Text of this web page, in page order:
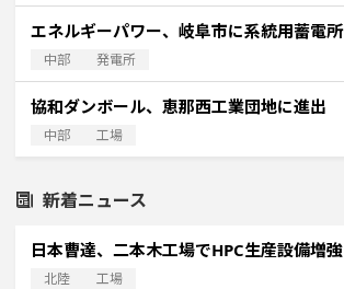
エネルギーパワー、岐阜市に系統用蓄電所
中部 発電所
協和ダンボール、恵那西工業団地に進出
中部 工場
新着ニュース
日本曹達、二本木工場でHPC生産設備増強
北陸 工場